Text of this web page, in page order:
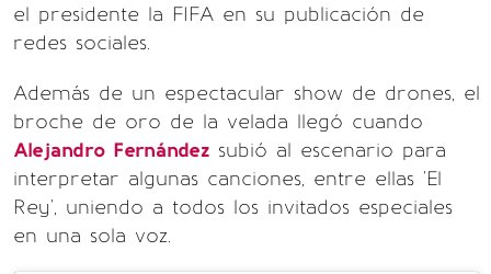
el presidente la FIFA en su publicación de
redes sociales.
Además de un espectacular show de drones, el
broche de oro de la velada llegó cuando
Alejandro Fernández subió al escenario para
interpretar algunas canciones, entre ellas 'El
Rey', uniendo a todos los invitados especiales
en una sola voz.